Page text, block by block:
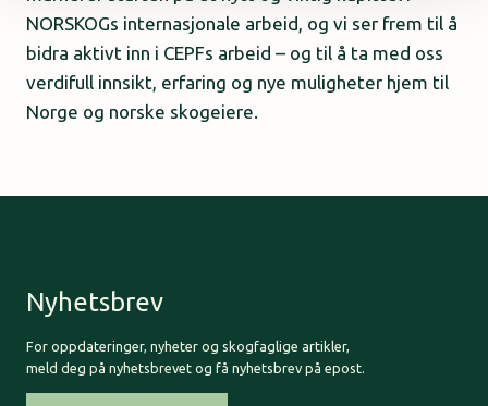
NORSKOGs internasjonale arbeid, og vi ser frem til å
bidra aktivt inn i CEPFs arbeid – og til å ta med oss
verdifull innsikt, erfaring og nye muligheter hjem til
Norge og norske skogeiere.
Nyhetsbrev
For oppdateringer, nyheter og skogfaglige artikler,
meld deg på nyhetsbrevet og få nyhetsbrev på epost.